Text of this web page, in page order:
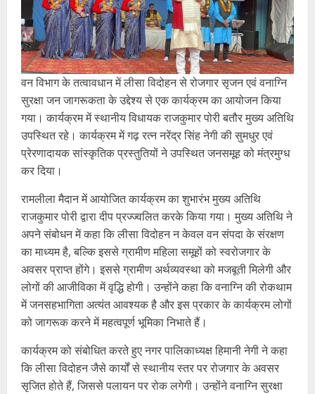
वन विभाग के तत्वावधान में लीसा विदोहन से रोजगार सृजन एवं वनाग्नि
सुरक्षा जन जागरूकता के उद्देश्य से एक कार्यक्रम का आयोजन किया
गया। कार्यक्रम में स्थानीय विधायक राजकुमार पोरी बतौर मुख्य अतिथि
उपस्थित रहे। कार्यक्रम में गढ़ रत्न नरेंद्र सिंह नेगी की सुमधुर एवं
प्रेरणादायक सांस्कृतिक प्रस्तुतियों ने उपस्थित जनसमूह को मंत्रमुग्ध
कर दिया।
रामलीला मैदान में आयोजित कार्यक्रम का शुभारंभ मुख्य अतिथि
राजकुमार पोरी द्वारा दीप प्रज्ज्वलित करके किया गया। मुख्य अतिथि ने
अपने संबोधन में कहा कि लीसा विदोहन न केवल वन संपदा के संरक्षण
का माध्यम है, बल्कि इससे ग्रामीण महिला समूहों को स्वरोजगार के
अवसर प्राप्त होंगे। इससे ग्रामीण अर्थव्यवस्था को मजबूती मिलेगी और
लोगों की आजीविका में वृद्धि होगी। उन्होंने कहा कि वनाग्नि की रोकथाम
में जनसहभागिता अत्यंत आवश्यक है और इस प्रकार के कार्यक्रम लोगों
को जागरूक करने में महत्वपूर्ण भूमिका निभाते हैं।
कार्यक्रम को संबोधित करते हुए नगर पालिकाध्यक्ष हिमानी नेगी ने कहा
कि लीसा विदोहन जैसे कार्यों से स्थानीय स्तर पर रोजगार के अवसर
सृजित होते हैं, जिससे पलायन पर रोक लगेगी। उन्होंने वनाग्नि सुरक्षा